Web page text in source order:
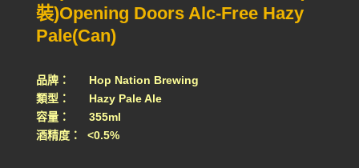
裝)Opening Doors Alc-Free Hazy
Pale(Can)
品牌： Hop Nation Brewing
類型： Hazy Pale Ale
容量： 355ml
酒精度： <0.5%